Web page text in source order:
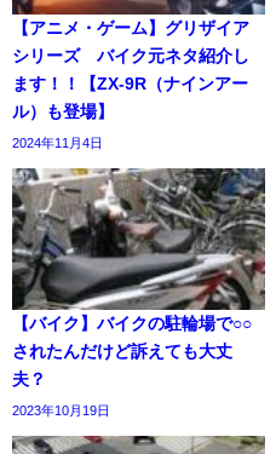
【アニメ・ゲーム】グリザイア
シリーズ バイク元ネタ紹介し
ます！！【ZX-9R（ナインアー
ル）も登場】
2024年11月4日
【バイク】バイクの駐輪場で○○
されたんだけど訴えても大丈
夫？
2023年10月19日